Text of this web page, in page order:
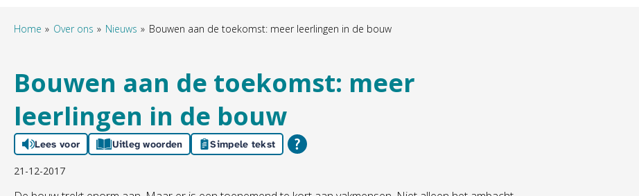
Home Over ons Nieuws Bouwen aan de toekomst: meer leerlingen in de bouw
Bouwen aan de toekomst: meer
leerlingen in de bouw
Lees voor Uitleg woorden Simpele tekst
21-12-2017